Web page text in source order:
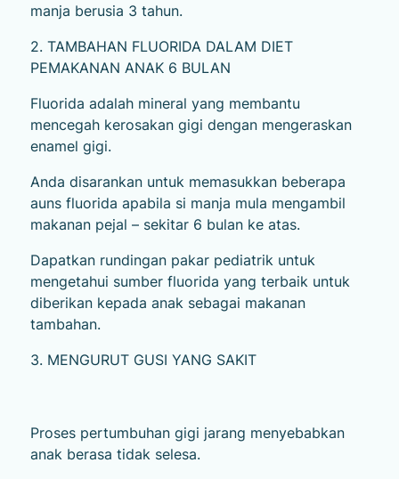
manja berusia 3 tahun.
2. TAMBAHAN FLUORIDA DALAM DIET
PEMAKANAN ANAK 6 BULAN
Fluorida adalah mineral yang membantu
mencegah kerosakan gigi dengan mengeraskan
enamel gigi.
Anda disarankan untuk memasukkan beberapa
auns fluorida apabila si manja mula mengambil
makanan pejal – sekitar 6 bulan ke atas.
Dapatkan rundingan pakar pediatrik untuk
mengetahui sumber fluorida yang terbaik untuk
diberikan kepada anak sebagai makanan
tambahan.
3. MENGURUT GUSI YANG SAKIT
Proses pertumbuhan gigi jarang menyebabkan
anak berasa tidak selesa.